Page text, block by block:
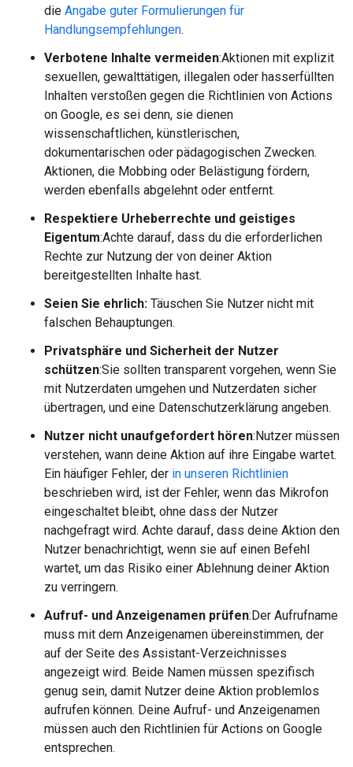
die Angabe guter Formulierungen für
Handlungsempfehlungen.
Verbotene Inhalte vermeiden:Aktionen mit explizit
sexuellen, gewalttätigen, illegalen oder hasserfüllten
Inhalten verstoßen gegen die Richtlinien von Actions
on Google, es sei denn, sie dienen
wissenschaftlichen, künstlerischen,
dokumentarischen oder pädagogischen Zwecken.
Aktionen, die Mobbing oder Belästigung fördern,
werden ebenfalls abgelehnt oder entfernt.
Respektiere Urheberrechte und geistiges
Eigentum:Achte darauf, dass du die erforderlichen
Rechte zur Nutzung der von deiner Aktion
bereitgestellten Inhalte hast.
Seien Sie ehrlich: Täuschen Sie Nutzer nicht mit
falschen Behauptungen.
Privatsphäre und Sicherheit der Nutzer
schützen:Sie sollten transparent vorgehen, wenn Sie
mit Nutzerdaten umgehen und Nutzerdaten sicher
übertragen, und eine Datenschutzerklärung angeben.
Nutzer nicht unaufgefordert hören:Nutzer müssen
verstehen, wann deine Aktion auf ihre Eingabe wartet.
Ein häufiger Fehler, der in unseren Richtlinien
beschrieben wird, ist der Fehler, wenn das Mikrofon
eingeschaltet bleibt, ohne dass der Nutzer
nachgefragt wird. Achte darauf, dass deine Aktion den
Nutzer benachrichtigt, wenn sie auf einen Befehl
wartet, um das Risiko einer Ablehnung deiner Aktion
zu verringern.
Aufruf- und Anzeigenamen prüfen:Der Aufrufname
muss mit dem Anzeigenamen übereinstimmen, der
auf der Seite des Assistant-Verzeichnisses
angezeigt wird. Beide Namen müssen spezifisch
genug sein, damit Nutzer deine Aktion problemlos
aufrufen können. Deine Aufruf- und Anzeigenamen
müssen auch den Richtlinien für Actions on Google
entsprechen.